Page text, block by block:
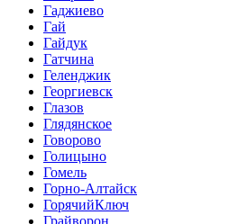
Гаджиево
Гай
Гайдук
Гатчина
Геленджик
Георгиевск
Глазов
Глядянское
Говорово
Голицыно
Гомель
Горно-Алтайск
ГорячийКлюч
Грайворон